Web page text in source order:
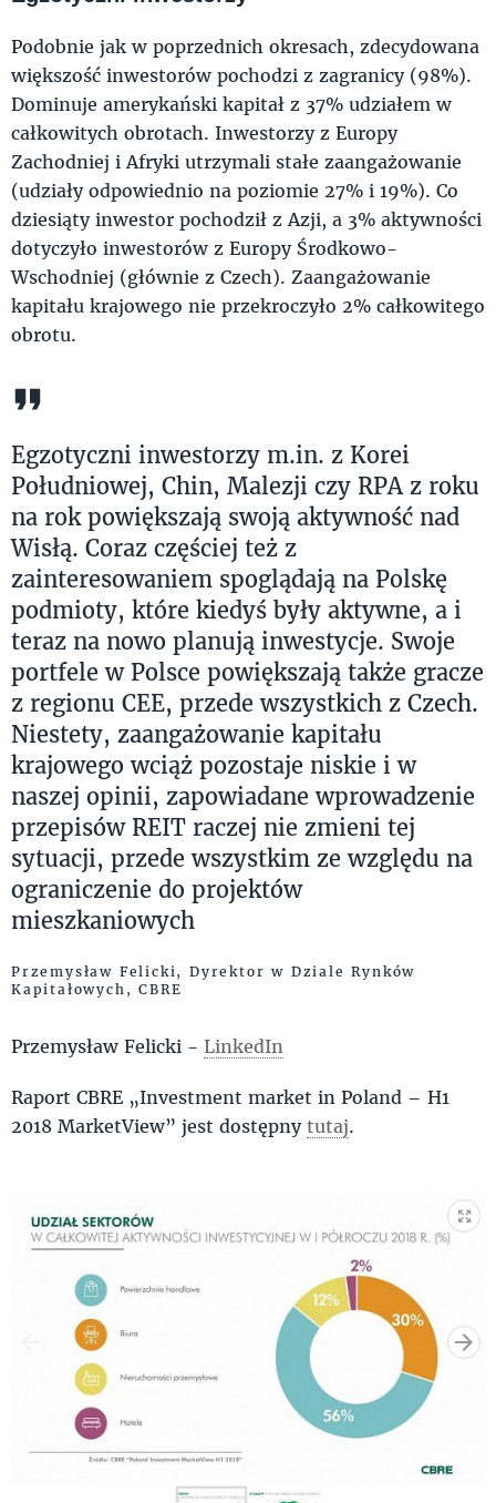
Podobnie jak w poprzednich okresach, zdecydowana
większość inwestorów pochodzi z zagranicy (98%).
Dominuje amerykański kapitał z 37% udziałem w
całkowitych obrotach. Inwestorzy z Europy
Zachodniej i Afryki utrzymali stałe zaangażowanie
(udziały odpowiednio na poziomie 27% i 19%). Co
dziesiąty inwestor pochodził z Azji, a 3% aktywności
dotyczyło inwestorów z Europy Środkowo-
Wschodniej (głównie z Czech). Zaangażowanie
kapitału krajowego nie przekroczyło 2% całkowitego
obrotu.
Egzotyczni inwestorzy m.in. z Korei
Południowej, Chin, Malezji czy RPA z roku
na rok powiększają swoją aktywność nad
Wisłą. Coraz częściej też z
zainteresowaniem spoglądają na Polskę
podmioty, które kiedyś były aktywne, a i
teraz na nowo planują inwestycje. Swoje
portfele w Polsce powiększają także gracze
z regionu CEE, przede wszystkich z Czech.
Niestety, zaangażowanie kapitału
krajowego wciąż pozostaje niskie i w
naszej opinii, zapowiadane wprowadzenie
przepisów REIT raczej nie zmieni tej
sytuacji, przede wszystkim ze względu na
ograniczenie do projektów
mieszkaniowych
Przemysław Felicki, Dyrektor w Dziale Rynków
Kapitałowych, CBRE
Przemysław Felicki - LinkedIn
Raport CBRE „Investment market in Poland – H1
2018 MarketView” jest dostępnytutaj.